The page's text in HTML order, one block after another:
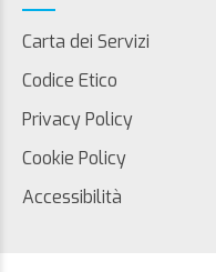
Carta dei Servizi
Codice Etico
Privacy Policy
Cookie Policy
Accessibilità